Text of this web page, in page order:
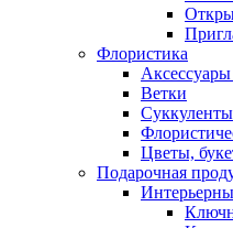
Флористика
Ветки
Суккуленты
Цветы,
Подарочная